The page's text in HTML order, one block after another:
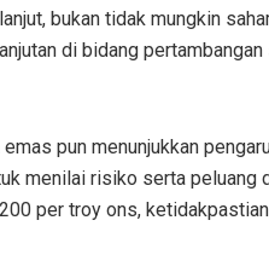
bukan tidak mungkin
di bidang
pun menunjukkan
menilai risiko serta peluang
per troy ons,